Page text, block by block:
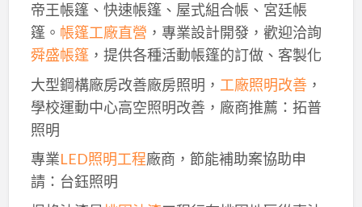
帝王帳篷、快速帳篷、屋式組合帳、宮廷帳
篷。 帳篷工廠直營 ，專業設計開發，歡迎洽詢
舜盛帳篷，提供各種活動帳篷的訂做、客製化
大型鋼構廠房改善廠房照明， 工廠照明改善，
學校運動中心高空照明改善，廠商推薦：拓普
照明
專業LED照明工程廠商，節能補助案協助申
請：台鈺照明